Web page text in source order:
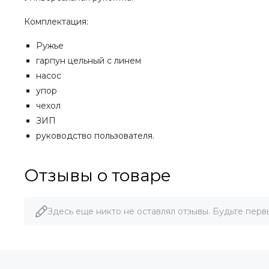
Комплектация:
Ружье
гарпун цельный с линем
насос
упор
чехол
ЗИП
руководство пользователя.
Отзывы о товаре
Здесь еще никто не оставлял отзывы. Будьте